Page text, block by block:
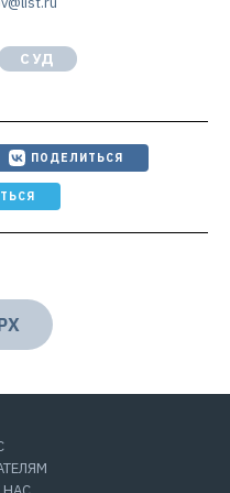
СУД
ПОДЕЛИТЬСЯ